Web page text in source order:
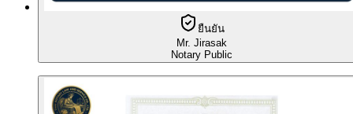
ยืนยัน
Mr. Jirasak
Notary Public